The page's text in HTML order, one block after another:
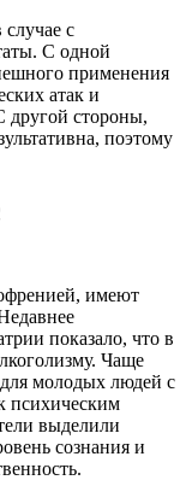
с
С одной
применения
атак и
другой стороны,
поэтому
имеют
показало, что в
Чаще
для молодых людей с
психическим
выделили
сознания и